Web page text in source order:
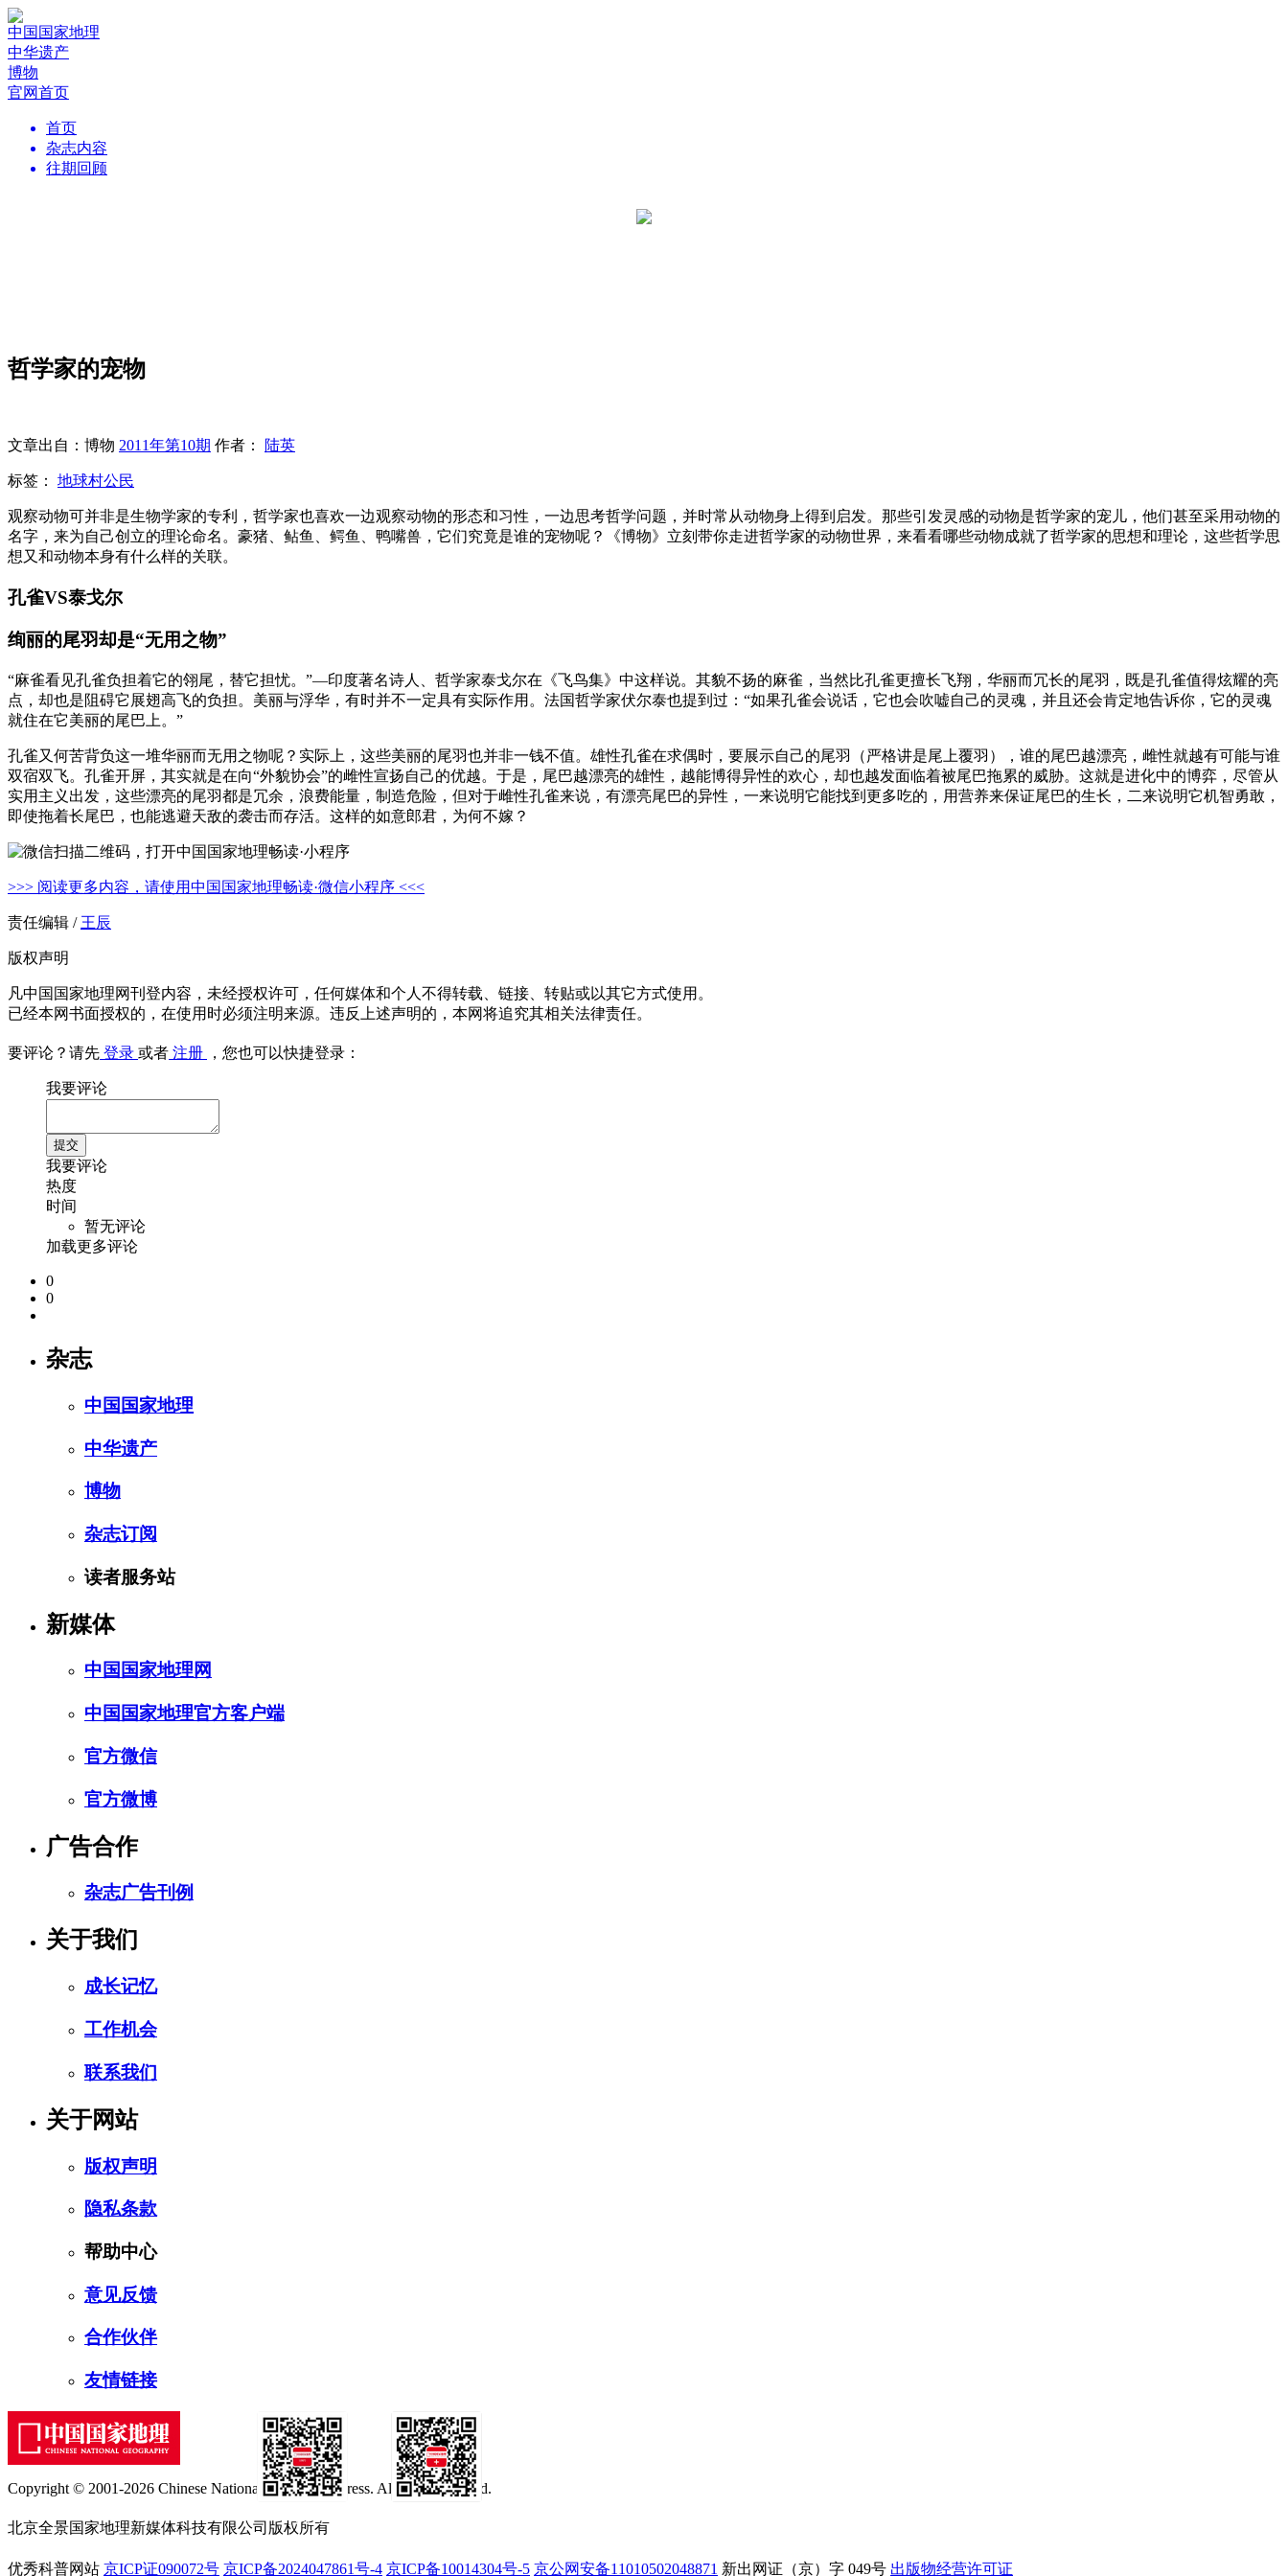
中国国家地理
中华遗产
博物
官网首页
首页
杂志内容
往期回顾
哲学家的宠物
文章出自：博物 2011年第10期 作者： 陆英
标签： 地球村公民
观察动物可并非是生物学家的专利，哲学家也喜欢一边观察动物的形态和习性，一边思考哲学问题，并时常从动物身上得到启发。那些引发灵感的动物是哲学家的宠儿，他们甚至采用动物的
名字，来为自己创立的理论命名。豪猪、鲇鱼、鳄鱼、鸭嘴兽，它们究竟是谁的宠物呢？《博物》立刻带你走进哲学家的动物世界，来看看哪些动物成就了哲学家的思想和理论，这些哲学思
想又和动物本身有什么样的关联。
孔雀VS泰戈尔
绚丽的尾羽却是“无用之物”
“麻雀看见孔雀负担着它的翎尾，替它担忧。”—印度著名诗人、哲学家泰戈尔在《飞鸟集》中这样说。其貌不扬的麻雀，当然比孔雀更擅长飞翔，华丽而冗长的尾羽，既是孔雀值得炫耀的亮
点，却也是阻碍它展翅高飞的负担。美丽与浮华，有时并不一定具有实际作用。法国哲学家伏尔泰也提到过：“如果孔雀会说话，它也会吹嘘自己的灵魂，并且还会肯定地告诉你，它的灵魂
就住在它美丽的尾巴上。”
孔雀又何苦背负这一堆华丽而无用之物呢？实际上，这些美丽的尾羽也并非一钱不值。雄性孔雀在求偶时，要展示自己的尾羽（严格讲是尾上覆羽），谁的尾巴越漂亮，雌性就越有可能与谁
双宿双飞。孔雀开屏，其实就是在向“外貌协会”的雌性宣扬自己的优越。于是，尾巴越漂亮的雄性，越能博得异性的欢心，却也越发面临着被尾巴拖累的威胁。这就是进化中的博弈，尽管从
实用主义出发，这些漂亮的尾羽都是冗余，浪费能量，制造危险，但对于雌性孔雀来说，有漂亮尾巴的异性，一来说明它能找到更多吃的，用营养来保证尾巴的生长，二来说明它机智勇敢，
即使拖着长尾巴，也能逃避天敌的袭击而存活。这样的如意郎君，为何不嫁？
>>> 阅读更多内容，请使用中国国家地理畅读·微信小程序 <<<
责任编辑 / 王辰
版权声明
凡中国国家地理网刊登内容，未经授权许可，任何媒体和个人不得转载、链接、转贴或以其它方式使用。
已经本网书面授权的，在使用时必须注明来源。违反上述声明的，本网将追究其相关法律责任。
要评论？请先 登录 或者 注册 ，您也可以快捷登录：
我要评论
我要评论
热度
时间
暂无评论
加载更多评论
0
0
杂志
中国国家地理
中华遗产
博物
杂志订阅
读者服务站
新媒体
中国国家地理网
中国国家地理官方客户端
官方微信
官方微博
广告合作
杂志广告刊例
关于我们
成长记忆
工作机会
联系我们
关于网站
版权声明
隐私条款
帮助中心
意见反馈
合作伙伴
友情链接
订阅号
Copyright © 2001-2026 Chinese National Geography Press. All rights reserved.
北京全景国家地理新媒体科技有限公司版权所有
优秀科普网站 京ICP证090072号 京ICP备2024047861号-4 京ICP备10014304号-5 京公网安备11010502048871 新出网证（京）字 049号 出版物经营许可证